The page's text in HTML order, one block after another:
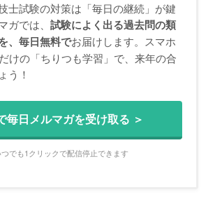
士試験の対策は「毎日の継続」が鍵
ガでは、 試験によく出る過去問の類
、毎日無料でお届けします。スマホ
けの「ちりつも学習」で、来年の合
う！
毎日メルマガを受け取る ＞
でも1クリックで配信停止できます